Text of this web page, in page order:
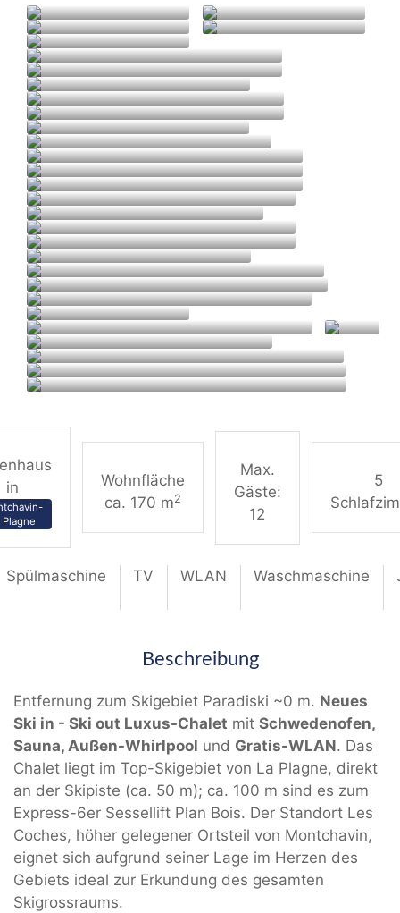
in
Plagne
Wohnfläche
ca. 170 m2
Max.
Gäste:
12
5
Spülmaschine TV WLAN Waschmaschine
Beschreibung
Entfernung zum Skigebiet Paradiski ~0 m. Neues
Ski in - Ski out Luxus-Chalet mit Schwedenofen,
Sauna, Außen-Whirlpool und Gratis-WLAN. Das
Chalet liegt im Top-Skigebiet von La Plagne, direkt
an der Skipiste (ca. 50 m); ca. 100 m sind es zum
Express-6er Sessellift Plan Bois. Der Standort Les
Coches, höher gelegener Ortsteil von Montchavin,
eignet sich aufgrund seiner Lage im Herzen des
Gebiets ideal zur Erkundung des gesamten
Skigrossraums.